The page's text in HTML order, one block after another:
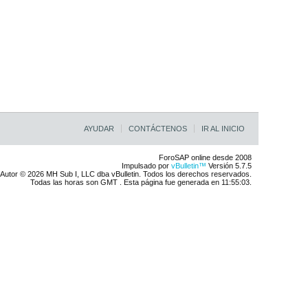
AYUDAR CONTÁCTENOS IR AL INICIO
ForoSAP online desde 2008
Impulsado por vBulletin™ Versión 5.7.5
© 2026 MH Sub I, LLC dba vBulletin. Todos los derechos reservados.
Todas las horas son GMT . Esta página fue generada en 11:55:03.